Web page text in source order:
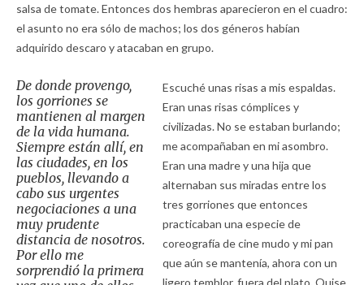
salsa de tomate. Entonces dos hembras aparecieron en el cuadro:
el asunto no era sólo de machos; los dos géneros habían
adquirido descaro y atacaban en grupo.
De donde provengo,
los gorriones se
mantienen al margen
de la vida humana.
Siempre están allí, en
las ciudades, en los
pueblos, llevando a
cabo sus urgentes
negociaciones a una
muy prudente
distancia de nosotros.
Por ello me
sorprendió la primera
Escuché unas risas a mis espaldas.
Eran unas risas cómplices y
civilizadas. No se estaban burlando;
me acompañaban en mi asombro.
Eran una madre y una hija que
alternaban sus miradas entre los
tres gorriones que entonces
practicaban una especie de
coreografía de cine mudo y mi pan
que aún se mantenía, ahora con un